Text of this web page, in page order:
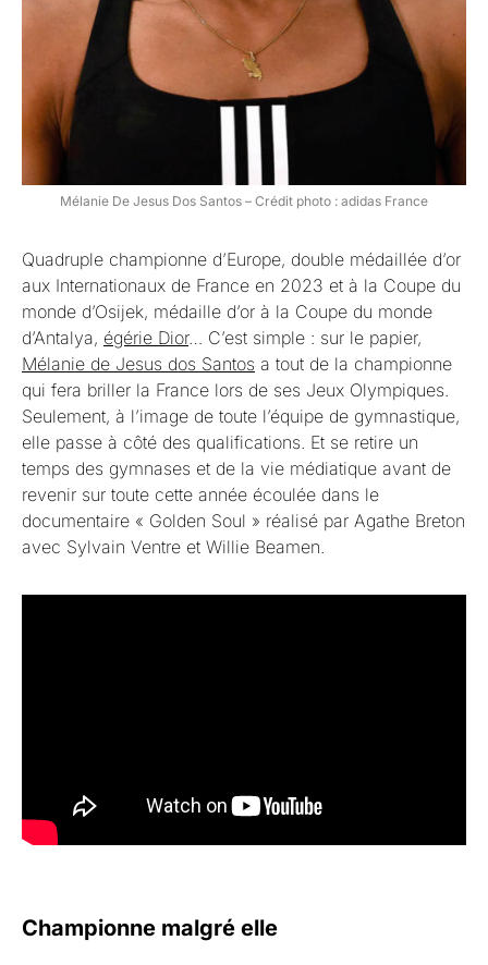
Mélanie De Jesus Dos Santos – Crédit photo : adidas France
Quadruple championne d’Europe, double médaillée d’or
aux Internationaux de France en 2023 et à la Coupe du
monde d’Osijek, médaille d’or à la Coupe du monde
d’Antalya, égérie Dior… C’est simple : sur le papier,
Mélanie de Jesus dos Santos a tout de la championne
qui fera briller la France lors de ses Jeux Olympiques.
Seulement, à l’image de toute l’équipe de gymnastique,
elle passe à côté des qualifications. Et se retire un
temps des gymnases et de la vie médiatique avant de
revenir sur toute cette année écoulée dans le
documentaire « Golden Soul » réalisé par Agathe Breton
avec Sylvain Ventre et Willie Beamen.
Championne malgré elle